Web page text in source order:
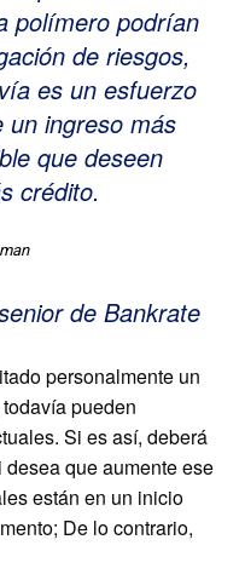
polímero podrían
de riesgos,
es un esfuerzo
un ingreso más
que deseen
crédito.
de Bankrate
personalmente un
pueden
Si es así, deberá
que aumente ese
están en un inicio
De lo contrario,